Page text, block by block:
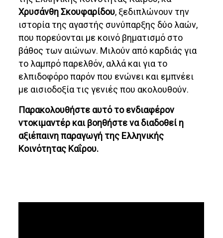
Χρυσάνθη Σκουφαρίδου, ξεδιπλώνουν την
ιστορία της αγαστής συνύπαρξης δύο λαών,
που πορεύονται με κοινό βηματισμό στο
βάθος των αιώνων. Μιλούν από καρδιάς για
το λαμπρό παρελθόν, αλλά και για το
ελπιδοφόρο παρόν που ενώνει και εμπνέει
με αισιοδοξία τις γενιές που ακολουθούν.
Παρακολουθήστε αυτό το ενδιαφέρον
ντοκιμαντέρ και βοηθήστε να διαδοθεί η
αξιέπαινη παραγωγή της Ελληνικής
Κοινότητας Καΐρου.